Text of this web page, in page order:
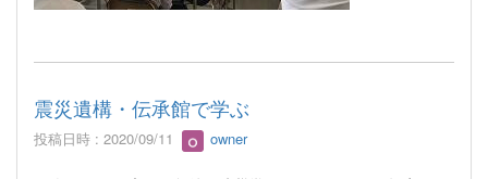
震災遺構・伝承館で学ぶ
投稿日時 : 2020/09/11 owner